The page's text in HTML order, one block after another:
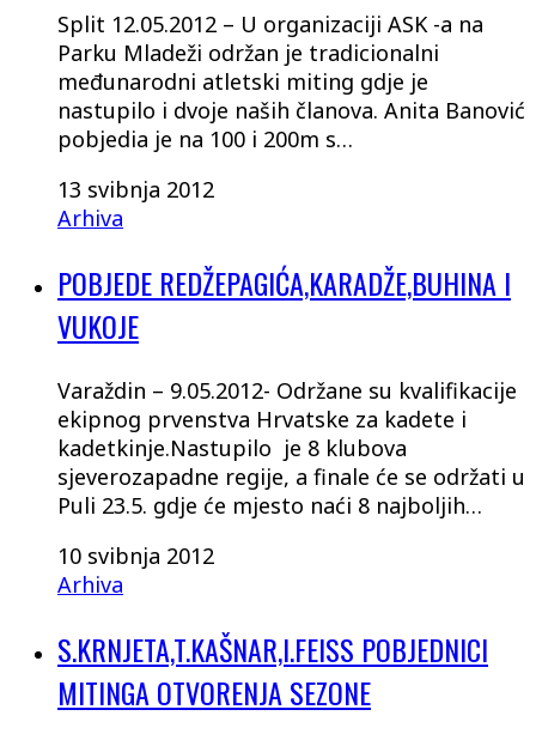
Split 12.05.2012 – U organizaciji ASK -a na
Parku Mladeži održan je tradicionalni
međunarodni atletski miting gdje je
nastupilo i dvoje naših članova. Anita Banović
pobjedia je na 100 i 200m s…
13 svibnja 2012
Arhiva
POBJEDE REDŽEPAGIĆA,KARADŽE,BUHINA I
VUKOJE
Varaždin – 9.05.2012- Održane su kvalifikacije
ekipnog prvenstva Hrvatske za kadete i
kadetkinje.Nastupilo je 8 klubova
sjeverozapadne regije, a finale će se održati u
Puli 23.5. gdje će mjesto naći 8 najboljih…
10 svibnja 2012
Arhiva
S.KRNJETA,T.KAŠNAR,I.FEISS POBJEDNICI
MITINGA OTVORENJA SEZONE